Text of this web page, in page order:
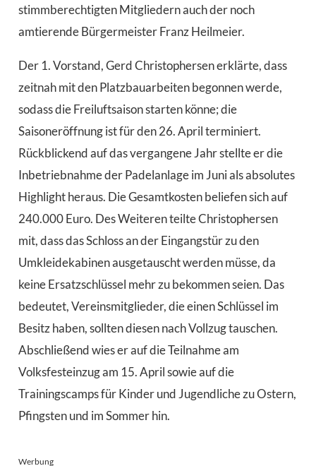
stimmberechtigten Mitgliedern auch der noch
amtierende Bürgermeister Franz Heilmeier.
Der 1. Vorstand, Gerd Christophersen erklärte, dass
zeitnah mit den Platzbauarbeiten begonnen werde,
sodass die Freiluftsaison starten könne; die
Saisoneröffnung ist für den 26. April terminiert.
Rückblickend auf das vergangene Jahr stellte er die
Inbetriebnahme der Padelanlage im Juni als absolutes
Highlight heraus. Die Gesamtkosten beliefen sich auf
240.000 Euro. Des Weiteren teilte Christophersen
mit, dass das Schloss an der Eingangstür zu den
Umkleidekabinen ausgetauscht werden müsse, da
keine Ersatzschlüssel mehr zu bekommen seien. Das
bedeutet, Vereinsmitglieder, die einen Schlüssel im
Besitz haben, sollten diesen nach Vollzug tauschen.
Abschließend wies er auf die Teilnahme am
Volksfesteinzug am 15. April sowie auf die
Trainingscamps für Kinder und Jugendliche zu Ostern,
Pfingsten und im Sommer hin.
Werbung